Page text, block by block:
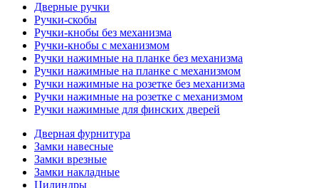
Дверные ручки
Ручки-скобы
Ручки-кнобы без механизма
Ручки-кнобы с механизмом
Ручки нажимные на планке без механизма
Ручки нажимные на планке с механизмом
Ручки нажимные на розетке без механизма
Ручки нажимные на розетке с механизмом
Ручки нажимные для финских дверей
Дверная фурнитура
Замки навесные
Замки врезные
Замки накладные
Цилиндры